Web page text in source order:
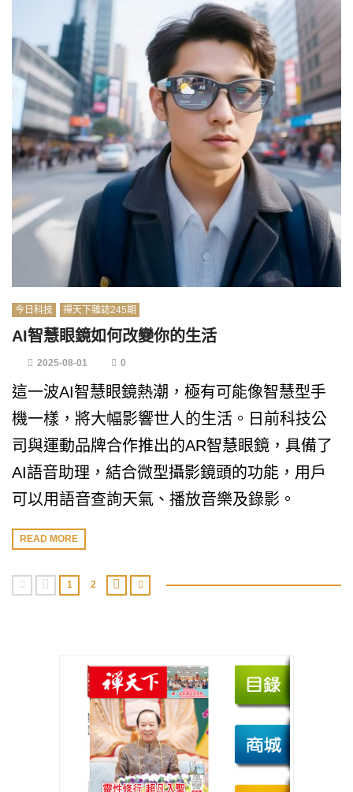
今日科技 禪天下雜誌245期
AI智慧眼鏡如何改變你的生活
2025-08-01 0
這一波AI智慧眼鏡熱潮，極有可能像智慧型手
機一樣，將大幅影響世人的生活。日前科技公
司與運動品牌合作推出的AR智慧眼鏡，具備了
AI語音助理，結合微型攝影鏡頭的功能，用戶
可以用語音查詢天氣、播放音樂及錄影。
READ MORE
1 2